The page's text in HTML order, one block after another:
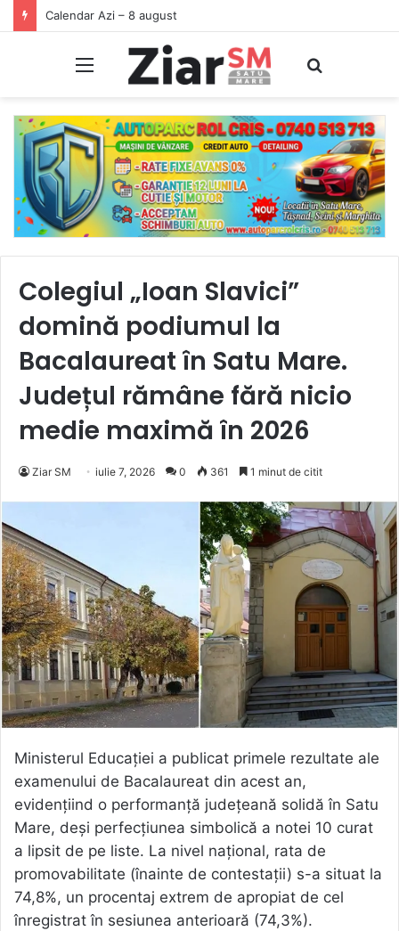
Începeți ziua cu o pastilă…de zâmbet!
Meniu
Colegiul „Ioan Slavici”
domină podiumul la
Bacalaureat în Satu Mare.
Județul rămâne fără nicio
medie maximă în 2026
Ziar SM iulie 7, 2026 0 361 1 minut de citit
Ministerul Educației a publicat primele rezultate ale
examenului de Bacalaureat din acest an,
evidențiind o performanță județeană solidă în Satu
Mare, deși perfecțiunea simbolică a notei 10 curat
a lipsit de pe liste. La nivel național, rata de
promovabilitate (înainte de contestații) s-a situat la
74,8%, un procentaj extrem de apropiat de cel
înregistrat în sesiunea anterioară (74,3%).